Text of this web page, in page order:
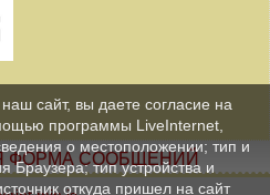
ФОРМА СООБЩЕНИЙ
сайт, вы даете согласие на
программы LiveInternet,
о местоположении; тип и
Браузера; тип устройства и
откуда пришел на сайт